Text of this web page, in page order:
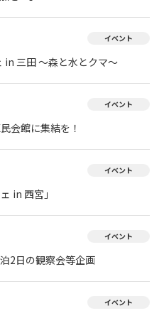
イベント
in 三田 ～森と水とクマ～
イベント
会館に集結を！
イベント
in 西宮」
イベント
2日の観察会等企画
イベント